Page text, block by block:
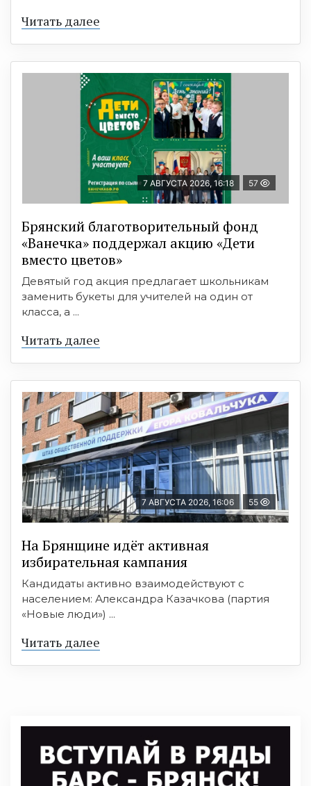
Читать далее
7 АВГУСТА 2026, 16:18 57
Брянский благотворительный фонд
«Ванечка» поддержал акцию «Дети
вместо цветов»
Девятый год акция предлагает школьникам
заменить букеты для учителей на один от
класса, а ...
Читать далее
7 АВГУСТА 2026, 16:06 55
На Брянщине идёт активная
избирательная кампания
Кандидаты активно взаимодействуют с
населением: Александра Казачкова (партия
«Новые люди») ...
Читать далее